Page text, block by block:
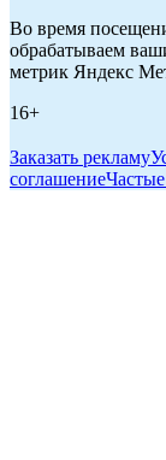
Во время
обрабатываем
метрик Яндекс
16+
Заказать рекламу
соглашение